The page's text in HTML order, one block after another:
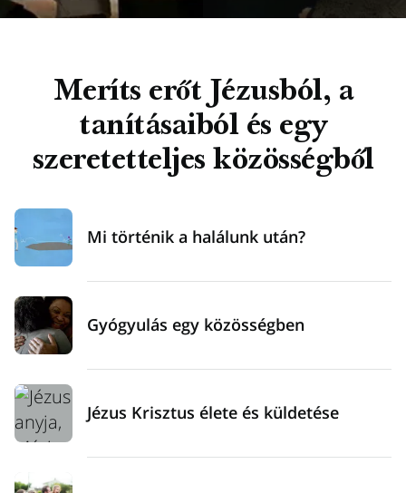
Meríts erőt Jézusból, a
tanításaiból és egy
szeretetteljes közösségből
Mi történik a halálunk után?
Gyógyulás egy közösségben
Jézus Krisztus élete és küldetése